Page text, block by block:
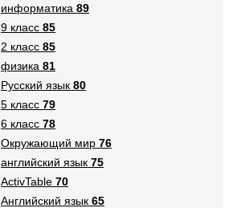
информатика 89
9 класс 85
2 класс 85
физика 81
Русский язык 80
5 класс 79
6 класс 78
Окружающий мир 76
английский язык 75
ActivTable 70
Английский язык 65